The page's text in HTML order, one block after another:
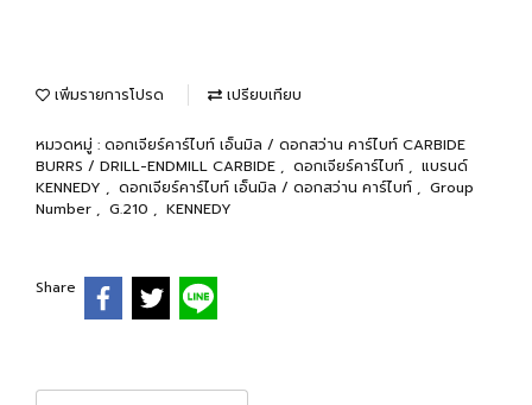
เพิ่มรายการโปรด เปรียบเทียบ
หมวดหมู่ : ดอกเจียร์คาร์ไบท์ เอ็นมิล / ดอกสว่าน คาร์ไบท์ CARBIDE
BURRS / DRILL-ENDMILL CARBIDE , ดอกเจียร์คาร์ไบท์ , แบรนด์
KENNEDY , ดอกเจียร์คาร์ไบท์ เอ็นมิล / ดอกสว่าน คาร์ไบท์ , Group
Number , G.210 , KENNEDY
Share